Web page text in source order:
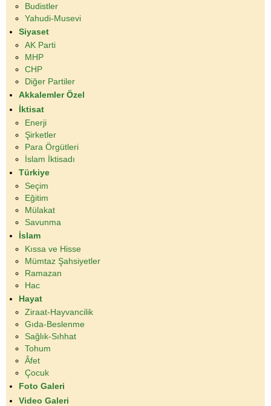
Budistler
Yahudi-Musevi
Siyaset
AK Parti
MHP
CHP
Diğer Partiler
Akkalemler Özel
İktisat
Enerji
Şirketler
Para Örgütleri
İslam İktisadı
Türkiye
Seçim
Eğitim
Mülakat
Savunma
İslam
Kıssa ve Hisse
Mümtaz Şahsiyetler
Ramazan
Hac
Hayat
Ziraat-Hayvancilik
Gıda-Beslenme
Sağlık-Sıhhat
Tohum
Âfet
Çocuk
Foto Galeri
Video Galeri